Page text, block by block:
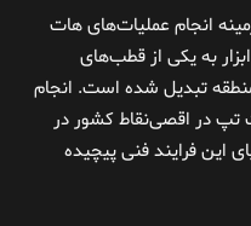
انجام عملیات‌های هات
به یکی از قطب‌های
تبدیل شده است. انجام
هات تپ در اقصی‌نقاط کشور در
این فرایند فنی پیچیده